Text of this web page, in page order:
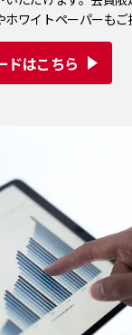
ワイトペーパーもご
ドはこちら